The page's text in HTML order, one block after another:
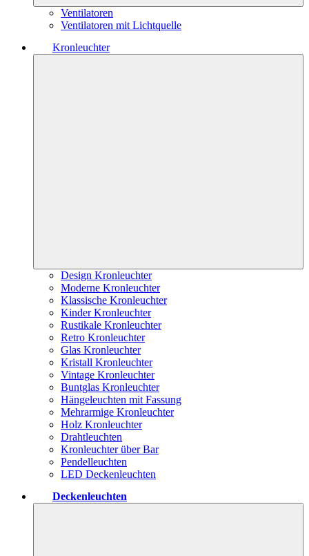
Ventilatoren
Ventilatoren mit Lichtquelle
Kronleuchter
Design Kronleuchter
Moderne Kronleuchter
Klassische Kronleuchter
Kinder Kronleuchter
Rustikale Kronleuchter
Retro Kronleuchter
Glas Kronleuchter
Kristall Kronleuchter
Vintage Kronleuchter
Buntglas Kronleuchter
Hängeleuchten mit Fassung
Mehrarmige Kronleuchter
Holz Kronleuchter
Drahtleuchten
Kronleuchter über Bar
Pendelleuchten
LED Deckenleuchten
Deckenleuchten